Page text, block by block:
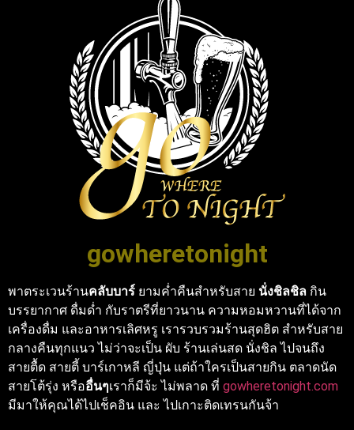
gowheretonight
พาตระเวนร้านคลับบาร์ ยามค่ำคืนสำหรับสาย นั่งชิลชิล กิน
บรรยากาศ ดื่มด่ำ กับราตรีที่ยาวนาน ความหอมหวานที่ได้จาก
เครื่องดื่ม และอาหารเลิศหรู เรารวบรวมร้านสุดฮิต สำหรับสาย
กลางคืนทุกแนว ไม่ว่าจะเป็น ผับ ร้านเล่นสด นั่งชิล ไปจนถึง
สายตื้ด สายตี้ บาร์เกาหลี ญี่ปุ่น แต่ถ้าใครเป็นสายกิน ตลาดนัด
สายโต้รุ่ง หรืออื่นๆเราก็มีจ้ะ ไม่พลาด ที่ gowheretonight.com
มีมาให้คุณได้ไปเช็คอิน และ ไปเกาะติดเทรนกันจ้า